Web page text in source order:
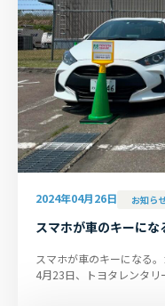
2024年04月26日 お知ら
スマホが車のキーにな
スマホが車のキーになる
4月23日、トヨタレンタリ